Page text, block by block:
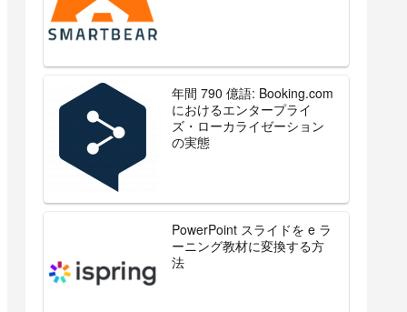
年間 790 億語: Booking.com
におけるエンタープライ
ズ・ローカライゼーション
の実態
PowerPoint スライドを e ラ
ーニング教材に変換する方
法